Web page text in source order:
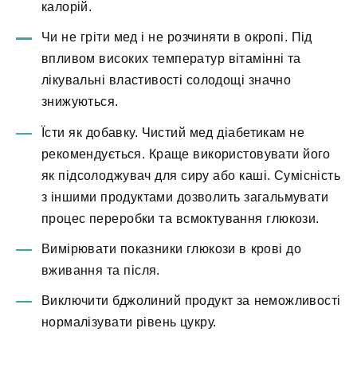
калорій.
Чи не гріти мед і не розчиняти в окропі. Під
впливом високих температур вітамінні та
лікувальні властивості солодощі значно
знижуються.
Їсти як добавку. Чистий мед діабетикам не
рекомендується. Краще використовувати його
як підсолоджувач для сиру або каші. Сумісність
з іншими продуктами дозволить загальмувати
процес переробки та всмоктування глюкози.
Вимірювати показники глюкози в крові до
вживання та після.
Виключити бджолиний продукт за неможливості
нормалізувати рівень цукру.